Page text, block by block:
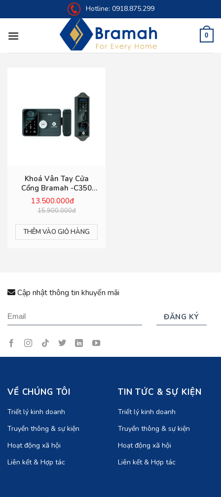
to
Hotline: 0918.875.299
0
Khoá Vân Tay Cửa
Cổng Bramah -C350
Pro – Chống Nước Tuyệt
Đối
13.500.000đ
15.900.000đ
THÊM VÀO GIỎ HÀNG
Cập nhật thông tin khuyến mãi
VỀ CHÚNG TÔI
Triết lý kinh doanh
Truyền thông & sự kiện
Hoạt động xã hội
Liên kết & Hợp tác
TIN TỨC & SỰ KIỆN
Triết lý kinh doanh
Truyền thông & sự kiện
Hoạt động xã hội
Liên kết & Hợp tác